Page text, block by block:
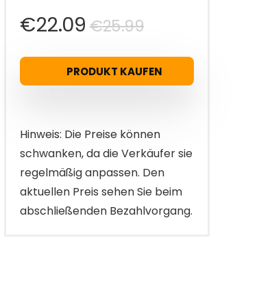
€25.99
Preis
war:
€22.09
Aktueller
Preis
ist:
PRODUKT KAUFEN
Hinweis: Die Preise können
schwanken, da die Verkäufer sie
regelmäßig anpassen. Den
aktuellen Preis sehen Sie beim
abschließenden Bezahlvorgang.